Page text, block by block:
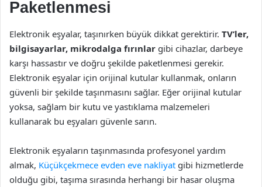
Paketlenmesi
Elektronik eşyalar, taşınırken büyük dikkat gerektirir. TV’ler,
bilgisayarlar, mikrodalga fırınlar gibi cihazlar, darbeye
karşı hassastır ve doğru şekilde paketlenmesi gerekir.
Elektronik eşyalar için orijinal kutular kullanmak, onların
güvenli bir şekilde taşınmasını sağlar. Eğer orijinal kutular
yoksa, sağlam bir kutu ve yastıklama malzemeleri
kullanarak bu eşyaları güvenle sarın.
Elektronik eşyaların taşınmasında profesyonel yardım
almak, Küçükçekmece evden eve nakliyat gibi hizmetlerde
olduğu gibi, taşıma sırasında herhangi bir hasar oluşma